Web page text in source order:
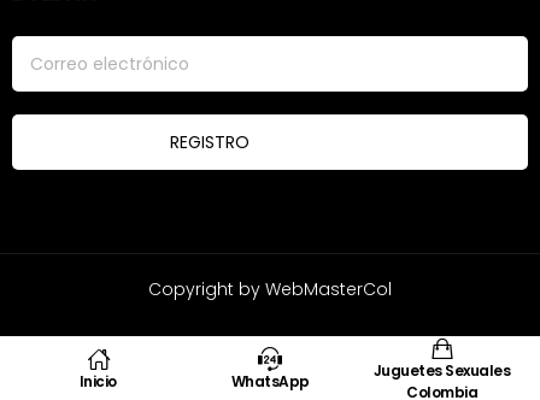
Inicio WhatsApp
Juguetes Sexuales
Colombia
Copyright by WebMasterCol